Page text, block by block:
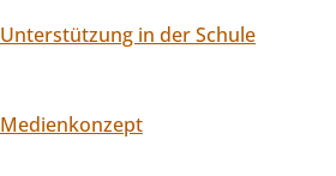
Unterstützung in der Schule
Medienkonzept